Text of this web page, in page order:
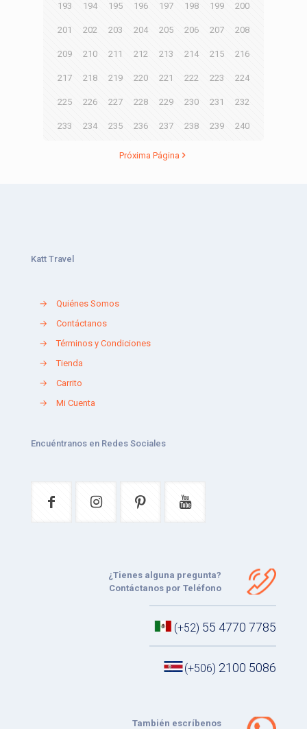
193 194 195 196 197 198 199 200
201 202 203 204 205 206 207 208
209 210 211 212 213 214 215 216
217 218 219 220 221 222 223 224
225 226 227 228 229 230 231 232
233 234 235 236 237 238 239 240
Próxima Página
Katt Travel
→
Quiénes Somos
→
Contáctanos
→
Términos y Condiciones
→
Tienda
→
Carrito
→
Mi Cuenta
Encuéntranos en Redes Sociales
¿Tienes alguna pregunta?
Contáctanos por Teléfono
(+52) 55 4770 7785
(+506) 2100 5086
También escríbenos